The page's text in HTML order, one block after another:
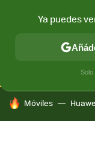
CONECTIVIDAD
HOY SE HABLA DE
Móviles
Ya puedes
Solo